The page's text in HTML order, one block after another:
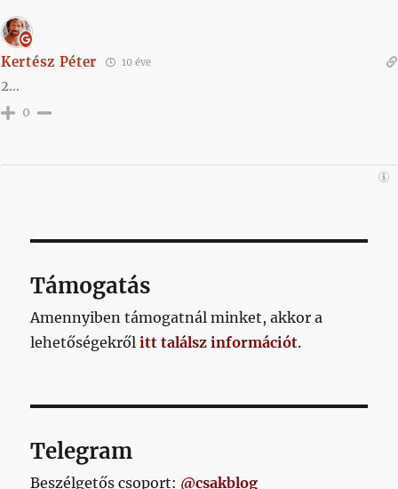
Kertész Péter 10 éve
2…
0
Támogatás
Amennyiben támogatnál minket, akkor a
lehetőségekrőlitt találsz információt.
Telegram
Beszélgetős csoport: @csakblog